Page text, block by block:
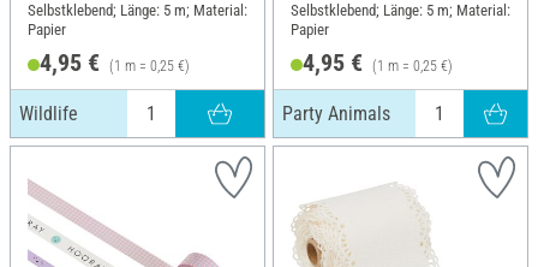
Selbstklebend; Länge: 5 m; Material:
Papier
4,95 € (1 m = 0,25 €)
Wildlife
Selbstklebend; Länge: 5 m; Material:
Papier
4,95 € (1 m = 0,25 €)
Party Animals